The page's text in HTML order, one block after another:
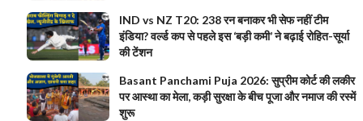
IND vs NZ T20: 238 रन बनाकर भी सेफ नहीं टीम
इंडिया? वर्ल्ड कप से पहले इस ‘बड़ी कमी’ ने बढ़ाई रोहित-सूर्या
की टेंशन
Basant Panchami Puja 2026: सुप्रीम कोर्ट की लकीर
पर आस्था का मेला, कड़ी सुरक्षा के बीच पूजा और नमाज की रस्में
शुरू